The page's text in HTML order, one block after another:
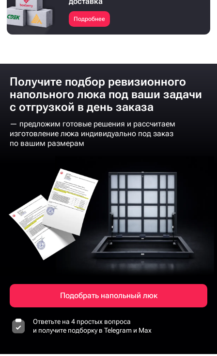
Подробнее
Получите подбор ревизионного
напольного люка под ваши задачи
с отгрузкой в день заказа
— предложим готовые решения и рассчитаем
изготовление люка индивидуально под заказ
по вашим размерам
Подобрать напольный люк
Ответьте на 4 простых вопроса
и получите подборку в Telegram и Max